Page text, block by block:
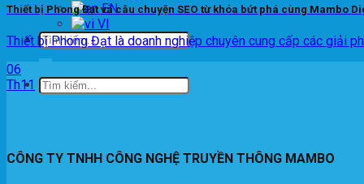
EN
VI
Thiết bị Phong Đạt và câu chuyện SEO từ khóa bứt phá cùng Mambo
Thiết bị Phong Đạt là doanh nghiệp chuyên cung cấp các giải
06
Th11
CÔNG TY TNHH CÔNG NGHỆ TRUYỀN THÔNG MAMBO